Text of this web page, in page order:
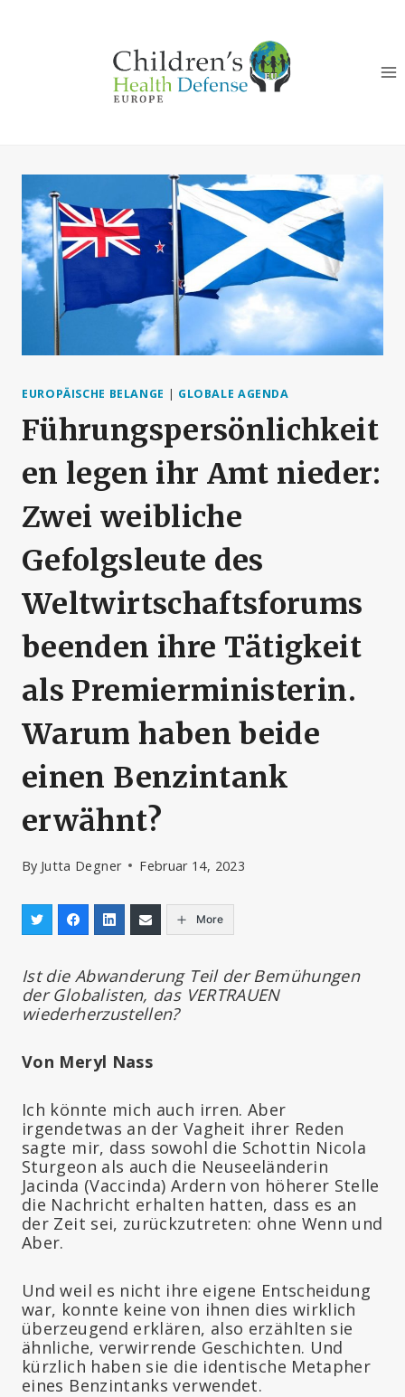
EUROPÄISCHE BELANGE | GLOBALE AGENDA
Führungspersönlichkeit
en legen ihr Amt nieder:
Zwei weibliche
Gefolgsleute des
Weltwirtschaftsforums
beenden ihre Tätigkeit
als Premierministerin.
Warum haben beide
einen Benzintank
erwähnt?
By Jutta Degner Februar 14, 2023
More
Ist die Abwanderung Teil der Bemühungen
der Globalisten, das VERTRAUEN
wiederherzustellen?
Von Meryl Nass
Ich könnte mich auch irren. Aber
irgendetwas an der Vagheit ihrer Reden
sagte mir, dass sowohl die Schottin Nicola
Sturgeon als auch die Neuseeländerin
Jacinda (Vaccinda) Ardern von höherer Stelle
die Nachricht erhalten hatten, dass es an
der Zeit sei, zurückzutreten: ohne Wenn und
Aber.
Und weil es nicht ihre eigene Entscheidung
war, konnte keine von ihnen dies wirklich
überzeugend erklären, also erzählten sie
ähnliche, verwirrende Geschichten. Und
kürzlich haben sie die identische Metapher
eines Benzintanks verwendet.